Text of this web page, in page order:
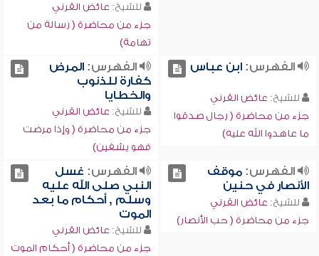
للشيخ: عائض القرني
جزء من محاضرة ( رسالة من
تهامة)
الفهرس:ابن عباس
للشيخ: عائض القرني
جزء من محاضرة ( رجال صدقوا
ما عاهدوا الله عليه)
الفهرس:المرض
كفارة للذنوب
والخطايا
للشيخ: عائض القرني
جزء من محاضرة ( وإذا مرضت
فهو يشفين)
الفهرس:موقف
الأنصار في حنين
للشيخ: عائض القرني
جزء من محاضرة ( حب الأنصار)
الفهرس: غسل
النبي صلى الله عليه
وسلم , أحكام ما بعد
الموت
للشيخ: عائض القرني
جزء من محاضرة ( أحكام الموت